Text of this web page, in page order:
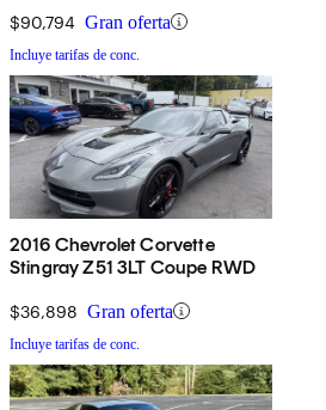
$90,794 Gran oferta
Incluye tarifas de conc.
2016 Chevrolet Corvette
Stingray Z51 3LT Coupe RWD
$36,898 Gran oferta
Incluye tarifas de conc.